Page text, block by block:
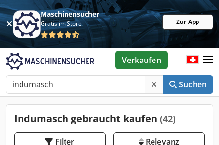
Maschinensucher
Gratis im Store Zur App
Suchen
Verkaufen
Indumasch gebraucht kaufen (42)
Filter Relevanz